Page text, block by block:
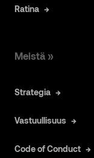
Ratina
Meistä »
Strategia
Vastuullisuus
Code of Conduct